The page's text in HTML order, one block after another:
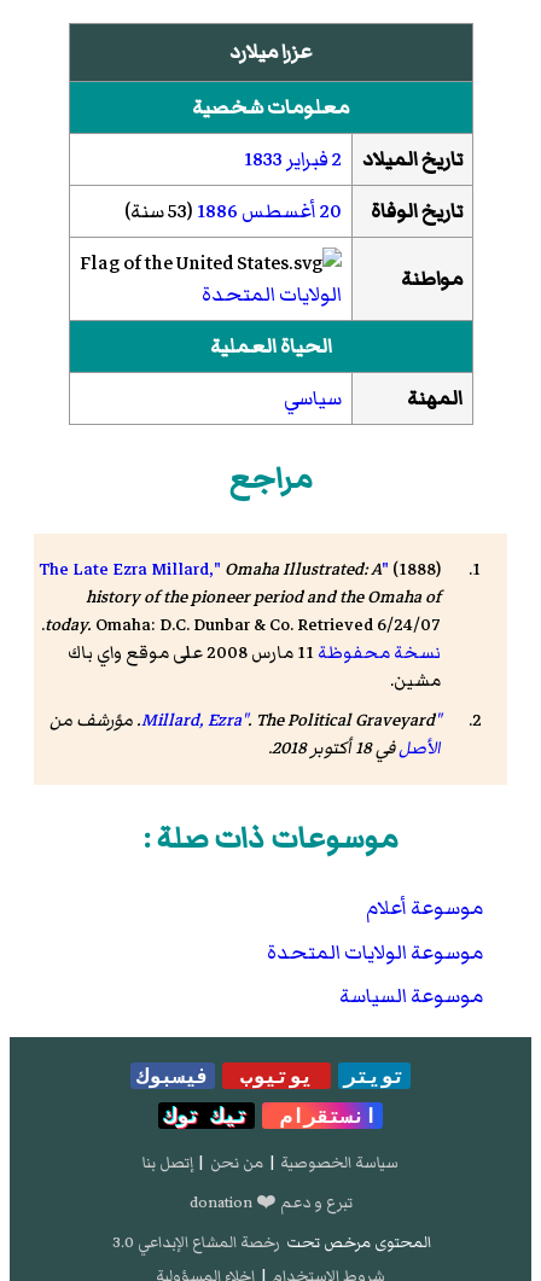
عزرا ميلارد
معلومات شخصية
تاريخ الميلاد
2 فبراير
1833
تاريخ الوفاة
20 أغسطس 1886(53 سنة)
مواطنة
الولايات المتحدة
الحياة العملية
المهنة
سياسي
مراجع
(1888)
"The Late Ezra Millard,"
Omaha Illustrated: A
history of the pioneer period and the Omaha of
today. Omaha: D.C. Dunbar & Co. Retrieved 6/24/07.
نسخة محفوظة
11 مارس 2008 على موقع واي باك
مشين.
"Millard, Ezra"
. The Political Graveyard
. مؤرشف من
الأصلفي 18 أكتوبر 2018 .
موسوعات ذات صلة :
موسوعة أعلام
موسوعة الولايات المتحدة
موسوعة السياسة
تويتر يوتيوب
فيسبوك
انستقرام
تيك توك
سياسة الخصوصية | من نحن | إتصل بنا
تبرع و دعم ❤️ donation
المحتوى مرخص تحت رخصة المشاع الإبداعي 3.0